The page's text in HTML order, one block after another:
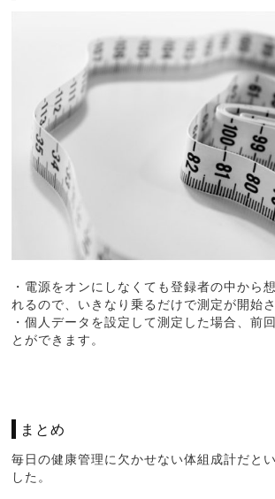
・電源をオンにしなくても登録者の中から
れるので、いきなり乗るだけで測定が開始
・個人データを設定して測定した場合、前
とができます。
まとめ
毎日の健康管理に欠かせない体組成計だと
した。